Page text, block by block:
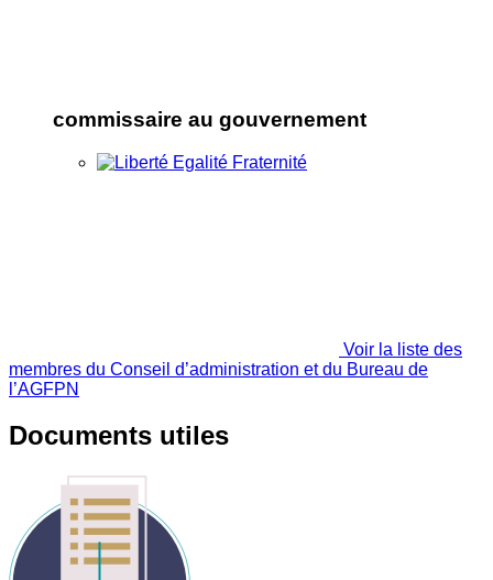
commissaire au gouvernement
Voir la liste des
membres du Conseil d’administration et du Bureau de
l’AGFPN
Documents utiles